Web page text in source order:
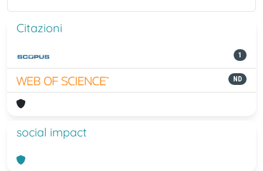
Citazioni
1
ND
social impact